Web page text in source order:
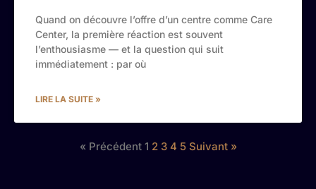
Quand on découvre l’offre d’un centre comme Care
Center, la première réaction est souvent
l’enthousiasme — et la question qui suit
immédiatement : par où
LIRE LA SUITE »
« Précédent 1 2 3 4 5 Suivant »